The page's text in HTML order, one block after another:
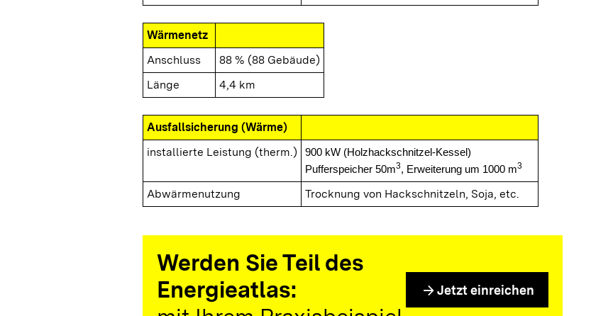
Wärmenetz
Anschluss
88 % (88 Gebäude)
Länge
4,4 km
Ausfallsicherung (Wärme)
installierte Leistung (therm.)
900 kW (Holzhackschnitzel-Kessel)
Pufferspeicher 50m3, Erweiterung um 1000 m3
Abwärmenutzung Trocknung von Hackschnitzeln, Soja, etc.
Werden Sie Teil des
Energieatlas:
arrow_forward Jetzt einreichen